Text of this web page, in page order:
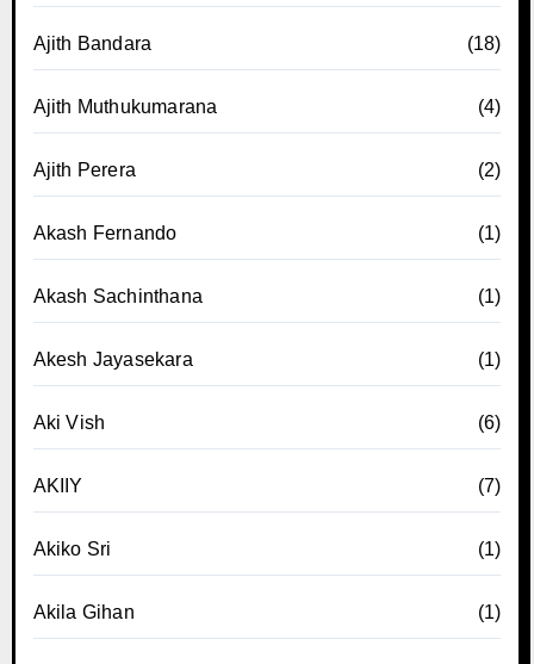
Ajith Bandara (18)
Ajith Muthukumarana (4)
Ajith Perera (2)
Akash Fernando (1)
Akash Sachinthana (1)
Akesh Jayasekara (1)
Aki Vish (6)
AKIIY (7)
Akiko Sri (1)
Akila Gihan (1)